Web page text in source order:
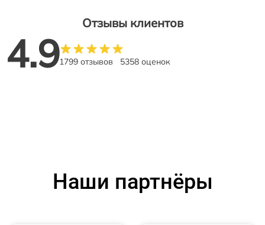
Отзывы клиентов
4.91799 отзывов 5358 оценок
Наши партнёры